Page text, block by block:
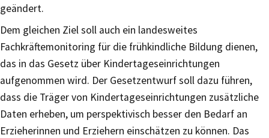
geändert.
Dem gleichen Ziel soll auch ein landesweites
Fachkräftemonitoring für die frühkindliche Bildung dienen,
das in das Gesetz über Kindertageseinrichtungen
aufgenommen wird. Der Gesetzentwurf soll dazu führen,
dass die Träger von Kindertageseinrichtungen zusätzliche
Daten erheben, um perspektivisch besser den Bedarf an
Erzieherinnen und Erziehern einschätzen zu können. Das